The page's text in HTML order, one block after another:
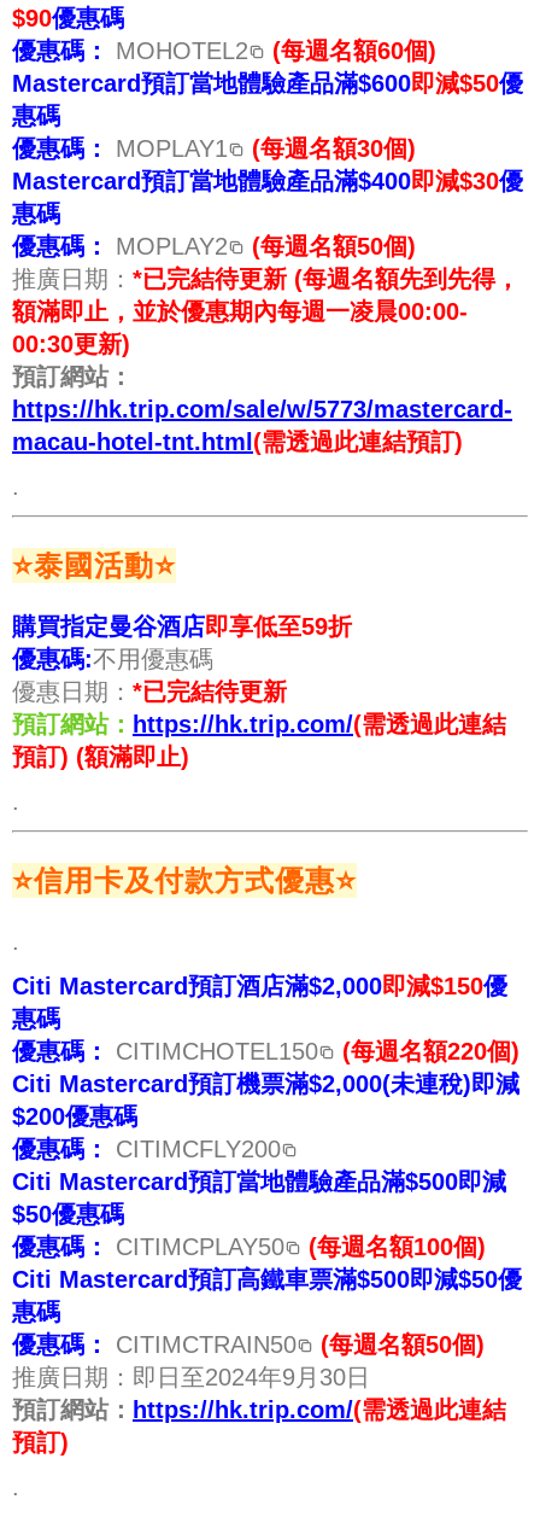
$90優惠碼
優惠碼：
MOHOTEL2
(每週名額60個)
Mastercard預訂當地體驗產品滿$600即減$50優
惠碼
優惠碼：
MOPLAY1
(每週名額30個)
Mastercard預訂當地體驗產品滿$400即減$30優
惠碼
優惠碼：
MOPLAY2
(每週名額50個)
推廣日期： *已完結待更新 (每週名額先到先得，
額滿即止，並於優惠期內每週一凌晨00:00-
00:30更新)
預訂網站：
https://hk.trip.com/sale/w/5773/mastercard-
macau-hotel-tnt.html (需透過此連結預訂)
.
⭐泰國活動⭐
購買指定曼谷酒店即享低至59折
優惠碼:不用優惠碼
優惠日期： *已完結待更新
預訂網站： https://hk.trip.com/(需透過此連結
預訂) (額滿即止)
.
⭐信用卡及付款方式優惠⭐
.
Citi Mastercard預訂酒店滿$2,000即減$150優
惠碼
優惠碼：
CITIMCHOTEL150
(每週名額220個)
Citi Mastercard預訂機票滿$2,000(未連稅)即減
$200優惠碼
優惠碼：
CITIMCFLY200
Citi Mastercard預訂當地體驗產品滿$500即減
$50優惠碼
優惠碼：
CITIMCPLAY50
(每週名額100個)
Citi Mastercard預訂高鐵車票滿$500即減$50優
惠碼
優惠碼：
CITIMCTRAIN50
(每週名額50個)
推廣日期：即日至2024年9月30日
預訂網站： https://hk.trip.com/(需透過此連結
預訂)
.